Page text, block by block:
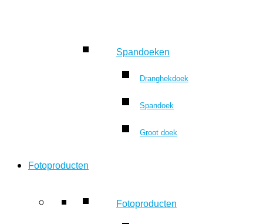
Spandoeken
Dranghekdoek
Spandoek
Groot doek
Fotoproducten
Fotoproducten